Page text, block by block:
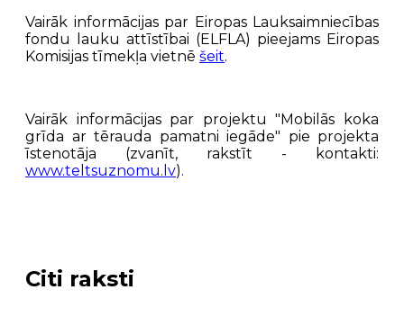
Vairāk informācijas par Eiropas Lauksaimniecības
fondu lauku attīstībai (ELFLA) pieejams Eiropas
Komisijas tīmekļa vietnē šeit.
Vairāk informācijas par projektu "Mobilās koka
grīda ar tērauda pamatni iegāde" pie projekta
īstenotāja (zvanīt, rakstīt - kontakti:
www.teltsuznomu.lv).
Citi raksti